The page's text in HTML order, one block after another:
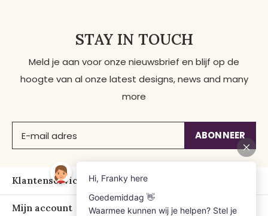
STAY IN TOUCH
Meld je aan voor onze nieuwsbrief en blijf op de
hoogte van al onze latest designs, news and many
more
ABONNEER
Klantenservice
Mijn account